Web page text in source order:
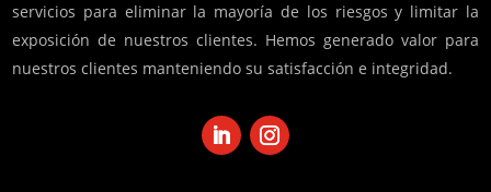
servicios para eliminar la mayoría de los riesgos y limitar la
exposición de nuestros clientes. Hemos generado valor para
nuestros clientes manteniendo su satisfacción e integridad.